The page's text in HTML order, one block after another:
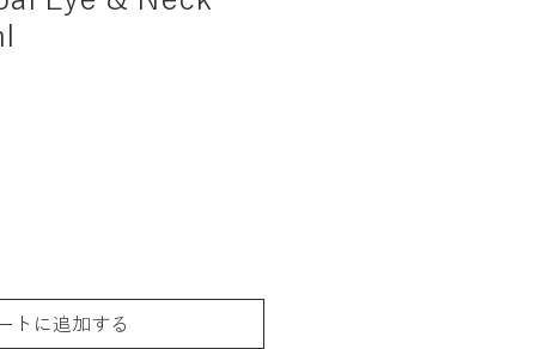
トに追加する